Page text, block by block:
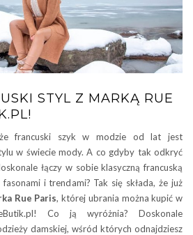
STYL Z MARKĄ RUE
francuski szyk w modzie od lat jest
w świecie mody. A co gdyby tak odkryć
łączy w sobie klasyczną francuską
i trendami? Tak się składa, że już
Rue Paris, której ubrania można kupić w
Co ją wyróżnia? Doskonale
damskiej, wśród których odnajdziesz